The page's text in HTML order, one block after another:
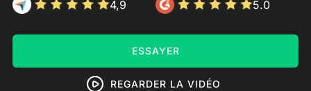
4,9 5.0
ESSAYER
REGARDER LA VIDÉO